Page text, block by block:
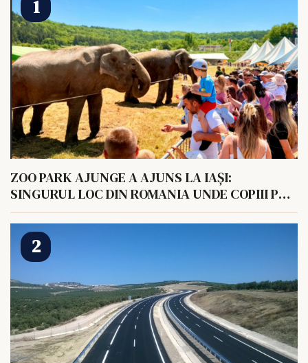
ZOO PARK AJUNGE A AJUNS LA IAȘI:
SINGURUL LOC DIN ROMANIA UNDE COPIII POT
HRANI UN ELEFANT